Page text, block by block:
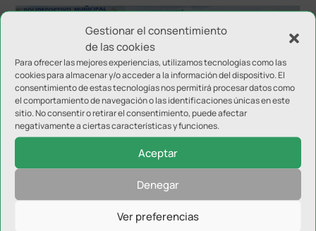
Gestionar el consentimiento
de las cookies
Para ofrecer las mejores experiencias, utilizamos tecnologías como las
cookies para almacenar y/o acceder a la información del dispositivo. El
consentimiento de estas tecnologías nos permitirá procesar datos como
el comportamiento de navegación o las identificaciones únicas en este
sitio. No consentir o retirar el consentimiento, puede afectar
negativamente a ciertas características y funciones.
Aceptar
Denegar
Ver preferencias
El Atlético Porcuna desaprovecha sus opciones y
cae ante el Huétor Vega